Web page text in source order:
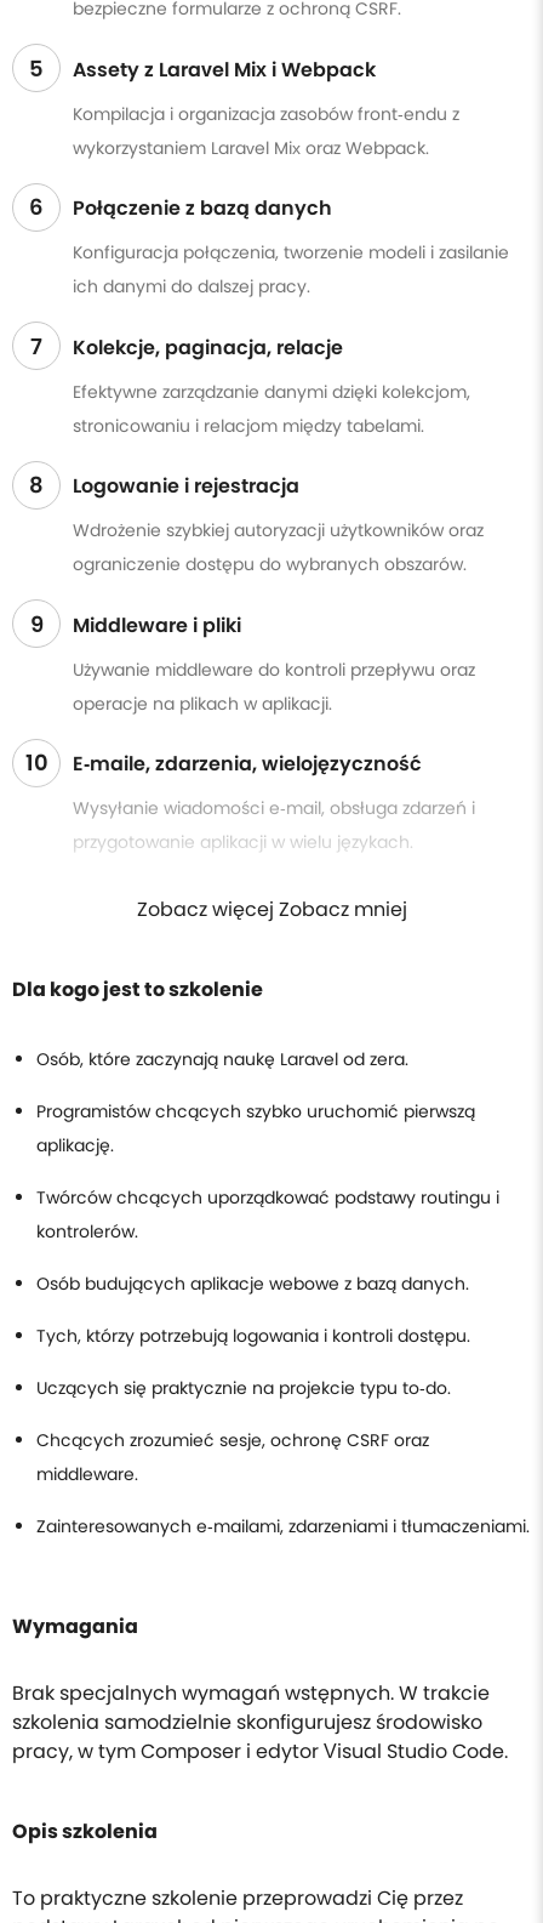
bezpieczne formularze z ochroną CSRF.
5 Assety z Laravel Mix i Webpack
Kompilacja i organizacja zasobów front‑endu z
wykorzystaniem Laravel Mix oraz Webpack.
6 Połączenie z bazą danych
Konfiguracja połączenia, tworzenie modeli i zasilanie
ich danymi do dalszej pracy.
7 Kolekcje, paginacja, relacje
Efektywne zarządzanie danymi dzięki kolekcjom,
stronicowaniu i relacjom między tabelami.
8 Logowanie i rejestracja
Wdrożenie szybkiej autoryzacji użytkowników oraz
ograniczenie dostępu do wybranych obszarów.
9 Middleware i pliki
Używanie middleware do kontroli przepływu oraz
operacje na plikach w aplikacji.
10 E‑maile, zdarzenia, wielojęzyczność
Wysyłanie wiadomości e‑mail, obsługa zdarzeń i
przygotowanie aplikacji w wielu językach.
Zobacz więcej Zobacz mniej
Dla kogo jest to szkolenie
Osób, które zaczynają naukę Laravel od zera.
Programistów chcących szybko uruchomić pierwszą
aplikację.
Twórców chcących uporządkować podstawy routingu i
kontrolerów.
Osób budujących aplikacje webowe z bazą danych.
Tych, którzy potrzebują logowania i kontroli dostępu.
Uczących się praktycznie na projekcie typu to‑do.
Chcących zrozumieć sesje, ochronę CSRF oraz
middleware.
Zainteresowanych e‑mailami, zdarzeniami i tłumaczeniami.
Wymagania
Brak specjalnych wymagań wstępnych. W trakcie
szkolenia samodzielnie skonfigurujesz środowisko
pracy, w tym Composer i edytor Visual Studio Code.
Opis szkolenia
To praktyczne szkolenie przeprowadzi Cię przez